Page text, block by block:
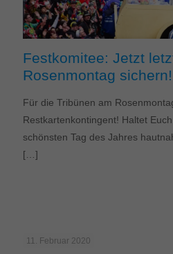
Festkomitee: Jetzt
Rosenmontag sichern!
Für die Tribünen am
Restkartenkontingent! Haltet
schönsten Tag des Jahres
[…]
11. Februar 2020